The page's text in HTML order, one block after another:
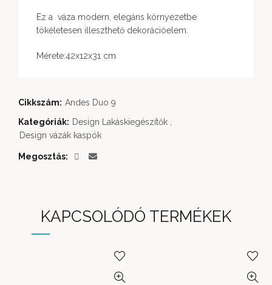
Ez a váza modern, elegáns környezetbe
tökéletesen illeszthető dekorációelem.
Mérete:42x12x31 cm
Cikkszám: Andes Duo 9
Kategóriák: Design Lakáskiegészítők
Design vázák kaspók
Megosztás
KAPCSOLÓDÓ TERMÉKEK